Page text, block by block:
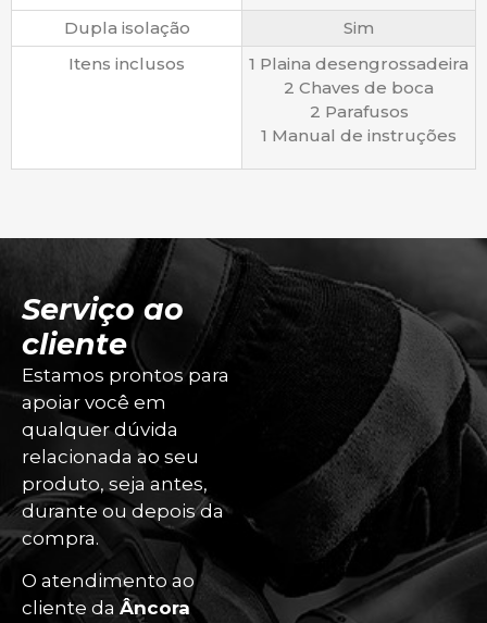
Dupla isolação
Sim
Itens inclusos
1 Plaina desengrossadeira
2 Chaves de boca
2 Parafusos
1 Manual de instruções
Serviço ao
cliente
Estamos prontos para
apoiar você em
qualquer dúvida
relacionada ao seu
produto, seja antes,
durante ou depois da
compra.
O atendimento ao
cliente da Âncora